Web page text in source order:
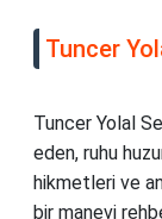
Tuncer
Tuncer Yolal
eden, ruhu
hikmetleri ve
bir manevi